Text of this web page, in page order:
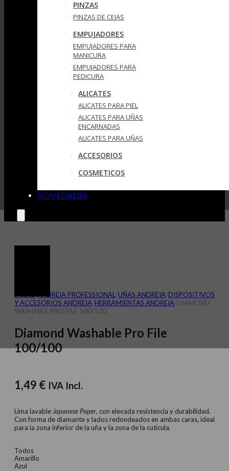
PINZAS
PINZAS DE CEJAS
EMPUJADORES
EMPUJADORES PARA
MANICURA
EMPUJADORES PARA
PEDICURA
ALICATES
ALICATES PARA PIEL
ALICATES PARA UÑAS
ENCARNADAS
ALICATES PARA UÑAS
ACCESORIOS
COSMETICOS
NOVEDADES
ANDREIA PROFESSIONAL /UÑAS ANDREIA/DISPOSITIVOS
Y ACCESORIOS ANDREIA/HERRAMIENTAS ANDREIA/DIAMOND
WASHABLE PRO FILE 100/100
Diamond Washable Pro File
100/100
1,49 € IVA Incl.
Lima lavable Japanese Paper, con elevada resistencia y durabilidad.
Con forma de diamante y lados redondeados en ambas caras, ideal
para la zona inferior de la uña y la zona de la cutícula.
Todos
Amarillo
Azul